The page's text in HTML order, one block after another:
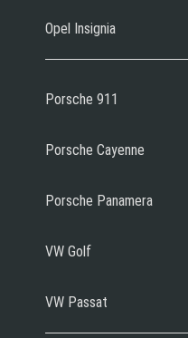
Opel Insignia
Porsche 911
Porsche Cayenne
Porsche Panamera
VW Golf
VW Passat